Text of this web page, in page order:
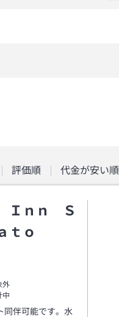
評価順 代金が安い順
Ｉｎｎ Ｓ
ｔｏ
外
中
同伴可能です。水